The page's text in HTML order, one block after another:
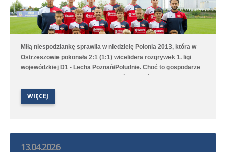
Miłą niespodziankę sprawiła w niedzielę Polonia 2013, która w
Ostrzeszowie pokonała 2:1 (1:1) wicelidera rozgrywek 1. ligi
wojewódzkiej D1 - Lecha Poznań/Południe. Choć to gospodarze
sprawą bramek Leona Jackowa i Jakuba Przybyłka. Drugi
zespół przegrał na wyjeździe 1:3 (1:1) z Clescevią Kleszczewo, a
gola dla Polonii strzelił Bruno Obiegły.
WIĘCEJ
13.04.2026